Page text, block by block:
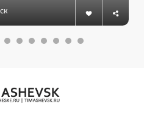
100 (2-й/3-й этаж ТРЦ «Красная